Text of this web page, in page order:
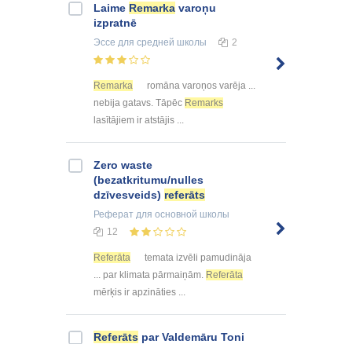
Laime Remarka varoņu
izpratnē
Эссе для средней школы 2
Remarka
romāna varoņos varēja ...
nebija gatavs. Tāpēc Remarks
lasītājiem ir atstājis ...
Zero waste
(bezatkritumu/nulles
dzīvesveids) referāts
Реферат для основной школы
12
Referāta
temata izvēli pamudināja
... par klimata pārmaiņām. Referāta
mērķis ir apzināties ...
Referāts par Valdemāru Toni